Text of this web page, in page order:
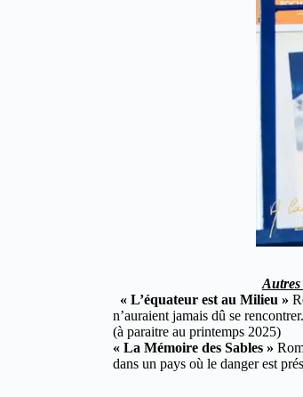
« L’équateur est au Milieu »
n’auraient jamais dû se
(à paraitre au printemps 2025)
« La Mémoire des Sables »
dans un pays où le danger est